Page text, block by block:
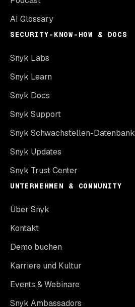
AI Glossary
SECURITY-KNOW-HOW & DOCS
Snyk Labs
Snyk Learn
Snyk Docs
Snyk Support
Snyk Schwachstellen-Datenbank
Snyk Updates
Snyk Trust Center
UNTERNEHMEN & COMMUNITY
Über Snyk
Kontakt
Demo buchen
Karriere und Kultur
Events & Webinare
Snyk Ambassadors